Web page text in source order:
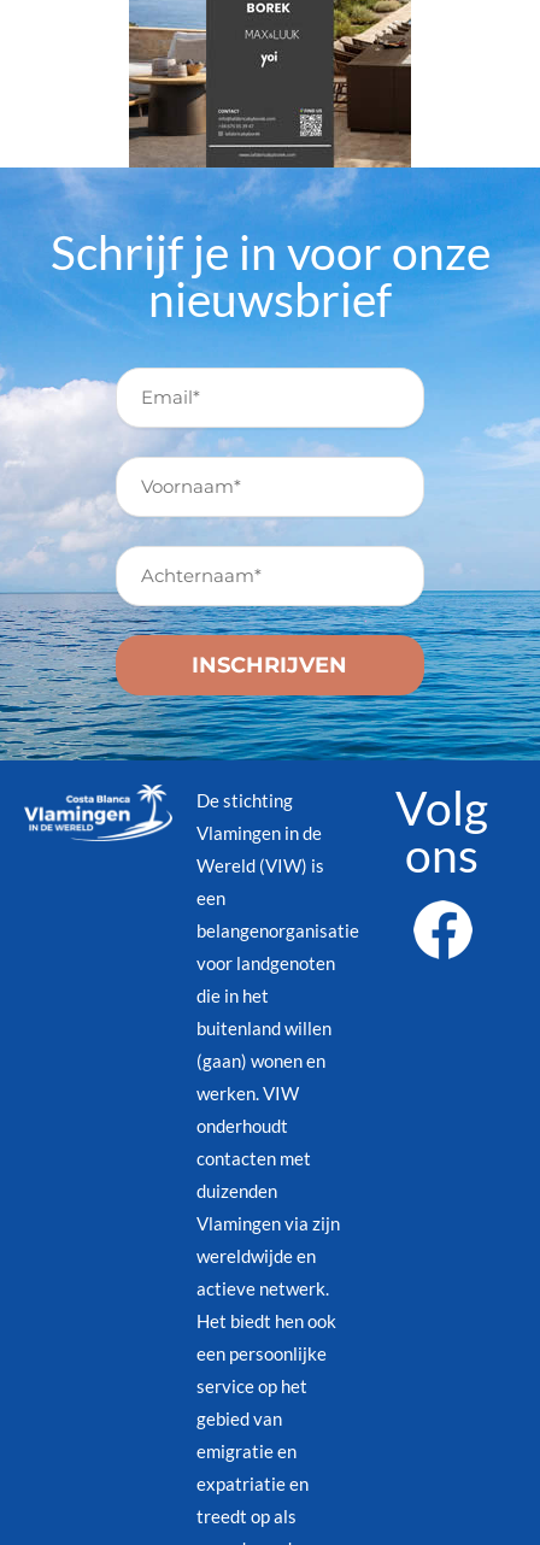
Schrijf je in voor onze
nieuwsbrief
De stichting
Vlamingen in de
Wereld (VIW) is
een
belangenorganisatie
voor landgenoten
die in het
buitenland willen
(gaan) wonen en
werken. VIW
onderhoudt
contacten met
duizenden
Vlamingen via zijn
wereldwijde en
actieve netwerk.
Het biedt hen ook
een persoonlijke
service op het
gebied van
emigratie en
expatriatie en
treedt op als
Volg
ons